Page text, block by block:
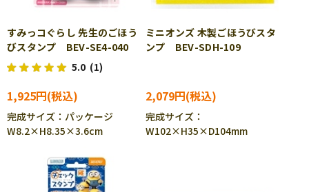
すみっコぐらし 先生のごほう
びスタンプ BEV-SE4-040
5.0 (1)
1,925円
完成サイズ：パッケージ
W8.2×H8.35×3.6cm
ミニオンズ 木製ごほうびスタ
ンプ BEV-SDH-109
2,079円
完成サイズ：
W102×H35×D104mm